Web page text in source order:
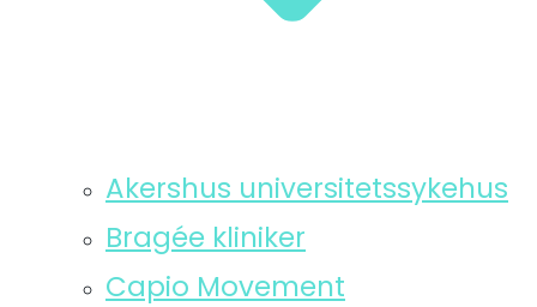
Akershus universitetssykehus
Bragée kliniker
Capio Movement